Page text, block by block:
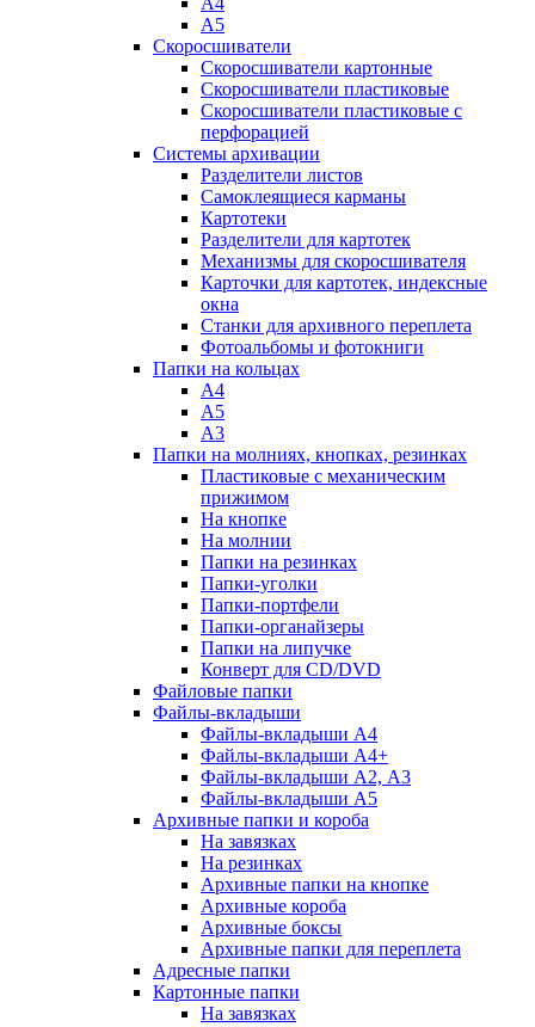
А5
Скоросшиватели
Скоросшиватели картонные
Скоросшиватели пластиковые
Скоросшиватели пластиковые с
перфорацией
Системы архивации
Разделители листов
Самоклеящиеся карманы
Картотеки
Разделители для картотек
Механизмы для скоросшивателя
Карточки для картотек, индексные
окна
Станки для архивного переплета
Фотоальбомы и фотокниги
Папки на кольцах
А4
А5
А3
Папки на молниях, кнопках, резинках
Пластиковые с механическим
прижимом
На кнопке
На молнии
Папки на резинках
Папки-уголки
Папки-портфели
Папки-органайзеры
Папки на липучке
Конверт для CD/DVD
Файловые папки
Файлы-вкладыши
Файлы-вкладыши А4
Файлы-вкладыши А4+
Файлы-вкладыши А2, А3
Файлы-вкладыши А5
Архивные папки и короба
На завязках
На резинках
Архивные папки на кнопке
Архивные короба
Архивные боксы
Архивные папки для переплета
Адресные папки
Картонные папки
На завязках